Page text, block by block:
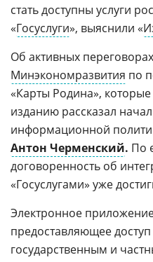
стать доступны услуги
«Госуслуги», выяснили «
Об активных
Минэкономразвития по
«Карты Родина», которые
изданию рассказал
информационной
Антон Черменский. По
договоренность об
«Госуслугами» уже
Электронное
предоставляющее
государственным и